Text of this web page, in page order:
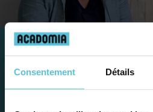
Consentement Détails
Travailler chez
présente de